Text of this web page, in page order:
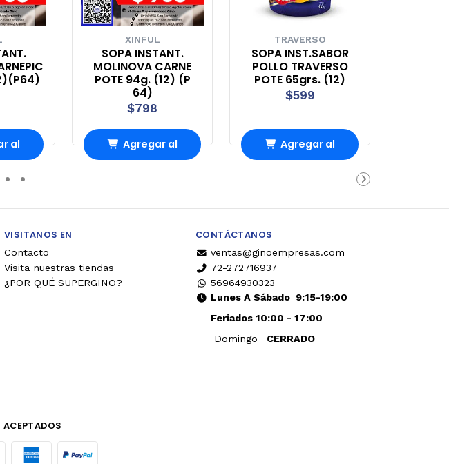
al
XINFUL
SOPA INSTANT.
MOLINOVA CARNE
POTE 94g. (12) (P
64)
$798
Agregar al
TRAVERSO
SOPA INST.SABOR
POLLO TRAVERSO
POTE 65grs. (12)
$599
Agregar al
VISITANOS EN
Contacto
Visita nuestras tiendas
¿POR QUÉ SUPERGINO?
CONTÁCTANOS
ventas@ginoempresas.com
72-272716937
56964930323
Lunes A Sábado9:15-19:00
Feriados 10:00 - 17:00
Domingo
CERRADO
ACEPTADOS